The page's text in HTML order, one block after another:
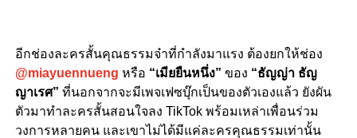
อีกช่องละครสั้นคุณธรรมจ๋าที่กำลังมาแรง ต้องยกให้ช่อง
@miayuennueng หรือ “เมียยืนหนึ่ง” ของ “ธัญญ่า ธัญ
ญาเรศ” ที่นอกจากจะมีเพจเฟซบุ๊กเป็นของตัวเองแล้ว ยังผัน
ตัวมาทำละครสั้นสอนใจลง TikTok พร้อมเหล่าเพื่อนร่วม
วงการหลายคน และเขาไม่ได้มีแค่ละครคุณธรรมเท่านั้น